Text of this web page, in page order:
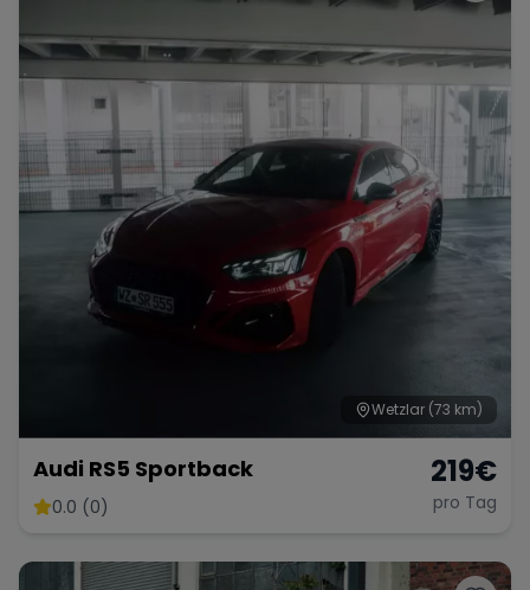
Wetzlar (73 km)
Audi RS5 Sportback
0.0 (0)
219€
pro Tag